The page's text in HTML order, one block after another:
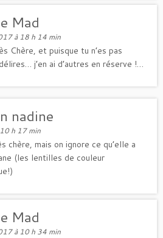
Mad
à 18 h 14 min
Chère, et puisque tu n’es pas
j’en ai d’autres en réserve !…
nadine
h 17 min
chère, mais on ignore ce qu’elle a
(les lentilles de couleur
Mad
à 10 h 34 min